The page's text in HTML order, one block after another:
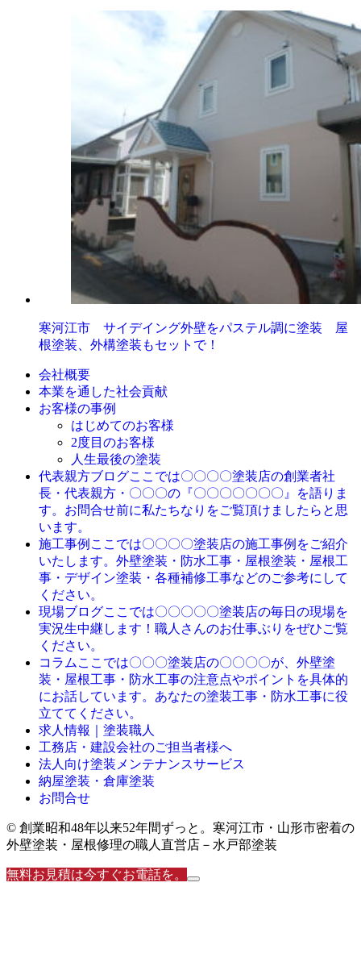
寒河江市 サイデイング外壁をパステル調に塗装 屋
根塗装、外構塗装もセットで！
会社概要
本業を通した社会貢献
お客様の事例
はじめてのお客様
2度目のお客様
人生最後の塗装
代表親方ブログここでは〇〇〇〇塗装店の創業者社
長・代表親方・〇〇〇の『〇〇〇〇〇〇〇』を語りま
す。お問合せ前に私たちなりをご覧頂けましたらと思
います。
施工事例 ここでは〇〇〇〇塗装店の施工事例をご紹介
いたします。外壁塗装・防水工事・屋根塗装・屋根工
事・デザイン塗装・各種補修工事などのご参考にして
ください。
現場ブログここでは〇〇〇〇〇塗装店の毎日の現場を
実況生中継します！職人さんのお仕事ぶりをぜひご覧
ください。
コラム ここでは〇〇〇塗装店の〇〇〇〇が、外壁塗
装・屋根工事・防水工事の注意点やポイントを具体的
にお話しています。あなたの塗装工事・防水工事に役
立ててください。
求人情報｜塗装職人
工務店・建設会社のご担当者様へ
法人向け塗装メンテナンスサービス
納屋塗装・倉庫塗装
お問合せ
© 創業昭和48年以来52年間ずっと。寒河江市・山形市密着の
外壁塗装・屋根修理の職人直営店－水戸部塗装
無料お見積は今すぐお電話を。